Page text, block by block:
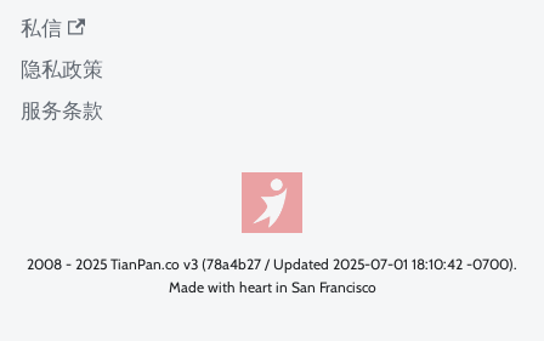
私信
隐私政策
服务条款
2008 - 2025 TianPan.co v3 (78a4b27 / Updated 2025-07-01 18:10:42 -0700).
Made with heart in San Francisco